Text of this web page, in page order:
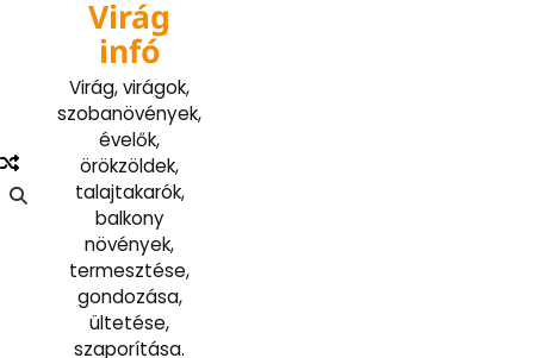
Virág
infó
Virág, virágok,
szobanövények,
évelők,
örökzöldek,
talajtakarók,
balkony
növények,
termesztése,
gondozása,
ültetése,
szaporítása.